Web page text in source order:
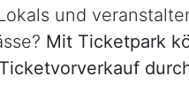
und
Mit Ticketpark